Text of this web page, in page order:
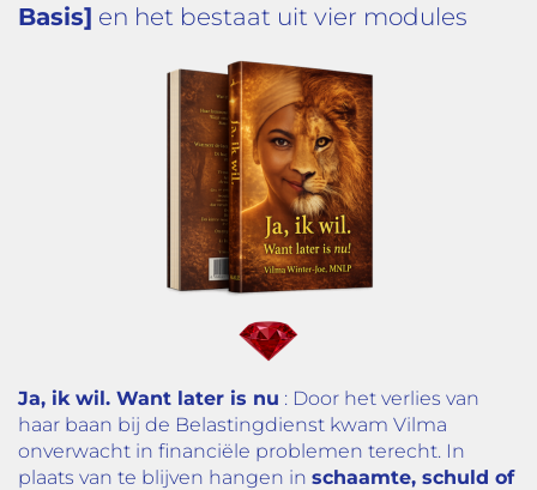
Basis] en het bestaat uit vier modules
Ja, ik wil. Want later is nu : Door het verlies van
haar baan bij de Belastingdienst kwam Vilma
onverwacht in financiële problemen terecht. In
plaats van te blijven hangen in schaamte, schuld of